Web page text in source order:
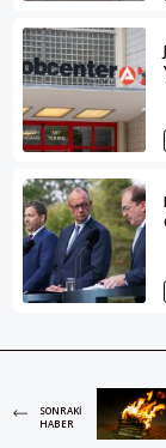
SONRAKI
HABER